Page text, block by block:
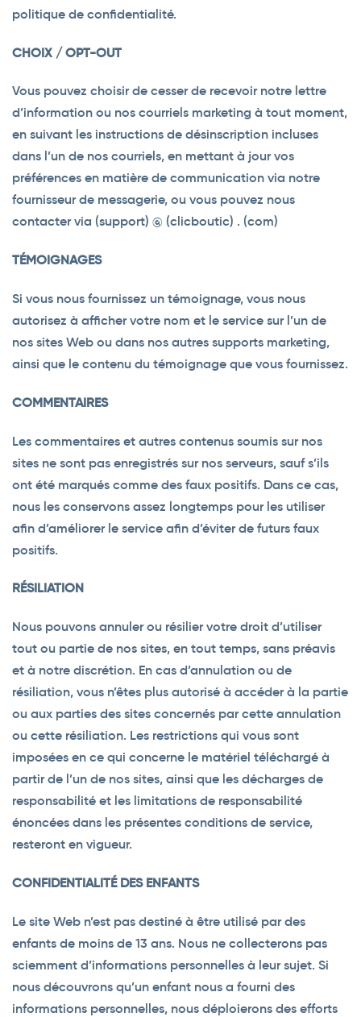
politique de confidentialité.
CHOIX / OPT-OUT
Vous pouvez choisir de cesser de recevoir notre lettre
d’information ou nos courriels marketing à tout moment,
en suivant les instructions de désinscription incluses
dans l’un de nos courriels, en mettant à jour vos
préférences en matière de communication via notre
fournisseur de messagerie, ou vous pouvez nous
contacter via (support) @ (clicboutic) . (com)
TÉMOIGNAGES
Si vous nous fournissez un témoignage, vous nous
autorisez à afficher votre nom et le service sur l’un de
nos sites Web ou dans nos autres supports marketing,
ainsi que le contenu du témoignage que vous fournissez.
COMMENTAIRES
Les commentaires et autres contenus soumis sur nos
sites ne sont pas enregistrés sur nos serveurs, sauf s’ils
ont été marqués comme des faux positifs. Dans ce cas,
nous les conservons assez longtemps pour les utiliser
afin d’améliorer le service afin d’éviter de futurs faux
positifs.
RÉSILIATION
Nous pouvons annuler ou résilier votre droit d’utiliser
tout ou partie de nos sites, en tout temps, sans préavis
et à notre discrétion. En cas d’annulation ou de
résiliation, vous n’êtes plus autorisé à accéder à la partie
ou aux parties des sites concernés par cette annulation
ou cette résiliation. Les restrictions qui vous sont
imposées en ce qui concerne le matériel téléchargé à
partir de l’un de nos sites, ainsi que les décharges de
responsabilité et les limitations de responsabilité
énoncées dans les présentes conditions de service,
resteront en vigueur.
CONFIDENTIALITÉ DES ENFANTS
Le site Web n’est pas destiné à être utilisé par des
enfants de moins de 13 ans. Nous ne collecterons pas
sciemment d’informations personnelles à leur sujet. Si
nous découvrons qu’un enfant nous a fourni des
informations personnelles, nous déploierons des efforts